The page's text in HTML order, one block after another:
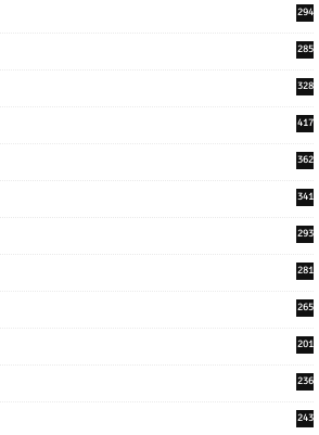
294
285
328
417
362
341
293
281
265
201
236
243